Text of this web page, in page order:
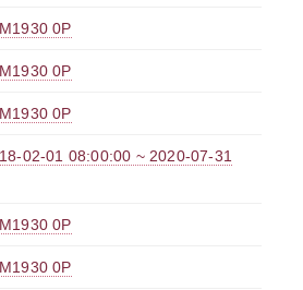
0P
0P
0P
02-01 08:00:00 ~ 2020-07-31
0P
0P